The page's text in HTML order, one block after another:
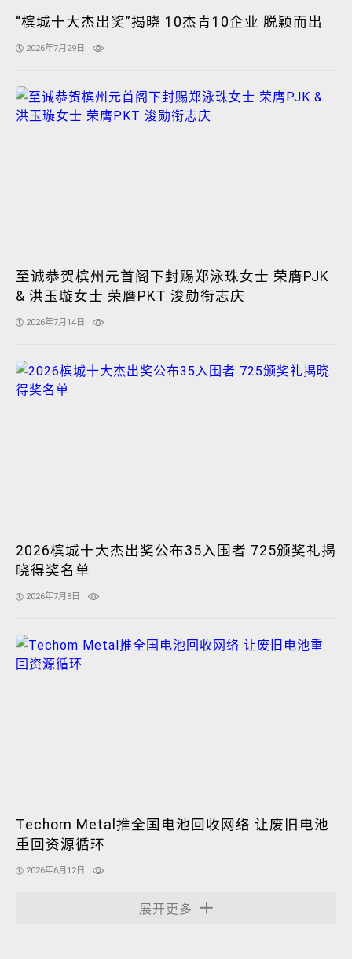
“槟城十大杰出奖”揭晓 10杰青10企业 脱颖而出
2026年7月29日
至诚恭贺槟州元首阁下封赐郑泳珠女士 荣膺PJK
& 洪玉璇女士 荣膺PKT 浚勋衔志庆
2026年7月14日
2026槟城十大杰出奖公布35入围者 725颁奖礼揭
晓得奖名单
2026年7月8日
Techom Metal推全国电池回收网络 让废旧电池
重回资源循环
2026年6月12日
展开更多